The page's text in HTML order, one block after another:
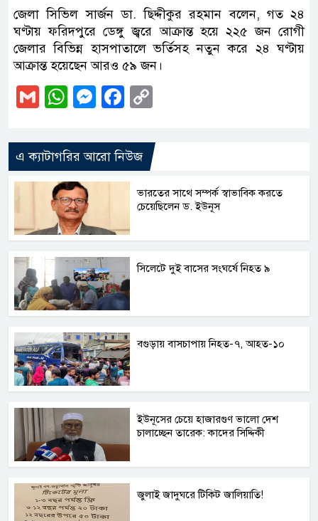
জেলা সিভিল সার্জন ডা. ছিদ্দীকুর রহমান বলেন, গত ২৪
ঘণ্টায় ফরিদপুরে ডেঙ্গু জ্বরে আক্রান্ত হয়ে ২২৫ জন রোগী
জেলার বিভিন্ন হাসপাতালে ভর্তিসহ নতুন করে ২৪ ঘণ্টায়
আক্রান্ত হয়েছেন আরও ৫৯ জন।
GmailWhatsApp
Messenger
Facebook
এ ক্যাটাগরির আরো নিউজ
ভারতের সাথে সম্পর্ক স্বাভাবিক করতে
চেয়েছিলেন ড. ইউনূস
সিলেটে দুই বাসের সংঘর্ষে নিহত ৯
বগুড়ায় বাসচাপায় নিহত-৭, আহত-১০
ইউনূসের চেয়ে হাজারগুণ ভালো দেশ
চালাচ্ছেন তারেক: কাদের সিদ্দিকী
জুলাই জাদুঘরে টিকিট জালিয়াতি!